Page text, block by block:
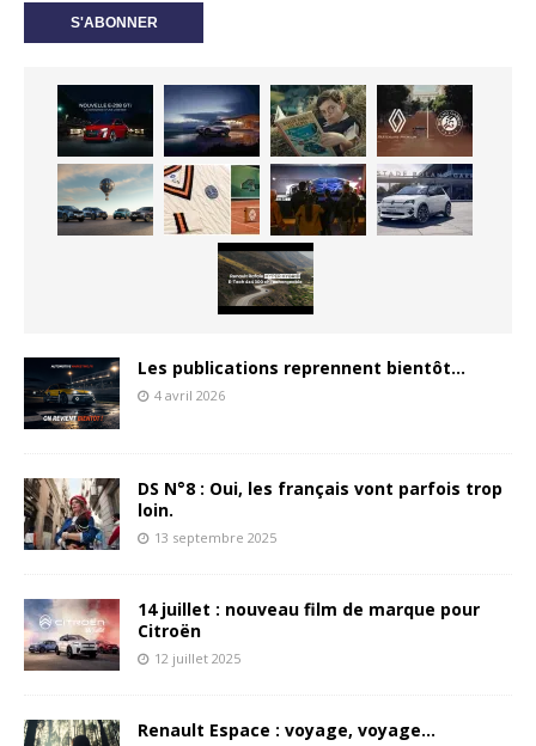
Les publications reprennent bientôt…
4 avril 2026
DS N°8 : Oui, les français vont parfois trop
loin.
13 septembre 2025
14 juillet : nouveau film de marque pour
Citroën
12 juillet 2025
Renault Espace : voyage, voyage…